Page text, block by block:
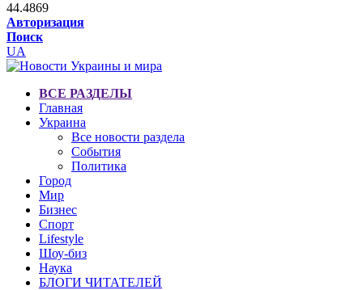
44.4869
Авторизация
Поиск
UA
ВСЕ РАЗДЕЛЫ
Главная
Украина
Все новости раздела
События
Политика
Город
Мир
Бизнес
Спорт
Lifestyle
Шоу-биз
Наука
БЛОГИ ЧИТАТЕЛЕЙ